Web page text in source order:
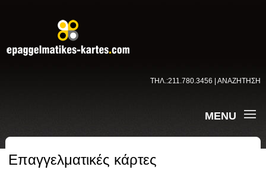
ΤΗΛ.:211.780.3456 | ΑΝΑΖΗΤΗΣΗ
MENU
Επαγγελματικές κάρτες